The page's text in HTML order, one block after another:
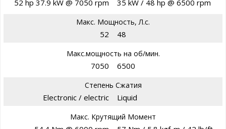
52 hp 37.9 kW @ 7050 rpm 35 kW / 48 hp @ 6500 rpm
Макс. Мощность, Л.с.
52 48
Макс.мощность на об/мин.
7050 6500
Степень Сжатия
Electronic / electric Liquid
Макс. Крутящий Момент